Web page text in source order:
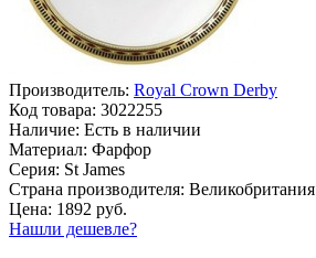
Производитель: Royal Crown Derby
Код товара: 3022255
Наличие: Есть в наличии
Материал: Фарфор
Серия: St James
Страна производителя: Великобритания
Цена: 1892 руб.
Нашли дешевле?